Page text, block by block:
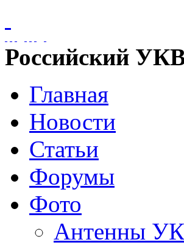
Российский
Главная
Новости
Статьи
Форумы
Фото
Антенны